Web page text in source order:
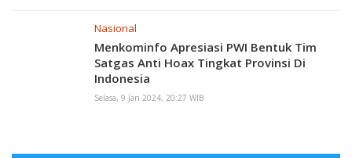
Nasional
Menkominfo Apresiasi PWI Bentuk Tim
Satgas Anti Hoax Tingkat Provinsi Di
Indonesia
Selasa, 9 Jan 2024, 20:27 WIB